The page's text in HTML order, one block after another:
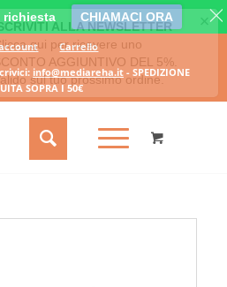
Carrello
info@mediareha.it- SPEDIZIONE
SOPRA I 50€
richiesta CHIAMACI ORA